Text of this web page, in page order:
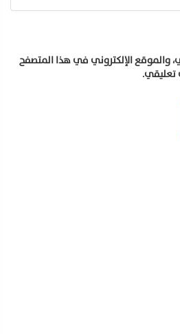
والموقع الإلكتروني في هذا المتصفح
تعليقي.